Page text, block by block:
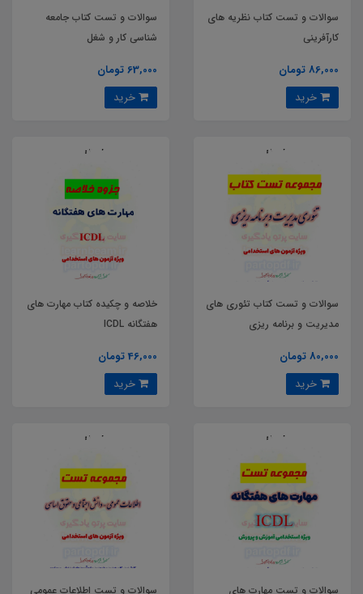
سوالات و تست کتاب نظریه های
کارآفرینی
86,000 تومان
سوالات و تست کتاب جامعه
شناسی کار و شغل
63,000 تومان
سوالات و تست کتاب تئوری های
مدیریت و برنامه ریزی
80,000 تومان
خلاصه و چکیده کتاب مهارت های
هفتگانه ICDL
46,000 تومان
سوالات و تست مهارت های
سوالات و تست اطلاعات عمومی